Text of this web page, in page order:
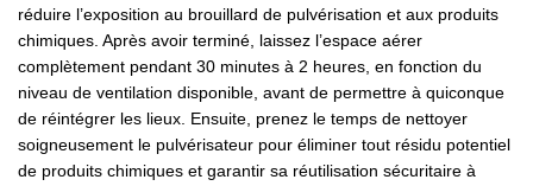
réduire l’exposition au brouillard de pulvérisation et aux produits
chimiques. Après avoir terminé, laissez l’espace aérer
complètement pendant 30 minutes à 2 heures, en fonction du
niveau de ventilation disponible, avant de permettre à quiconque
de réintégrer les lieux. Ensuite, prenez le temps de nettoyer
soigneusement le pulvérisateur pour éliminer tout résidu potentiel
de produits chimiques et garantir sa réutilisation sécuritaire à